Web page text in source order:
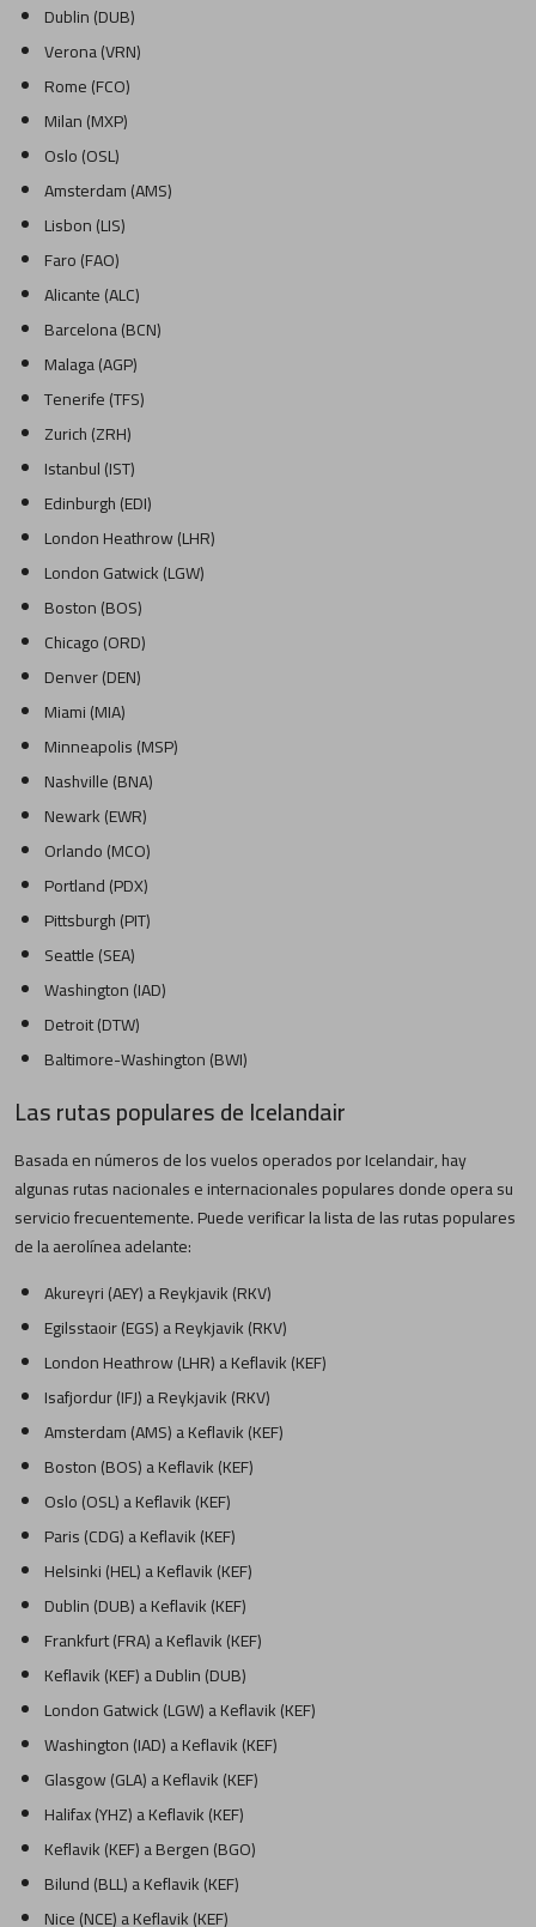
Dublin (DUB)
Verona (VRN)
Rome (FCO)
Milan (MXP)
Oslo (OSL)
Amsterdam (AMS)
Lisbon (LIS)
Faro (FAO)
Alicante (ALC)
Barcelona (BCN)
Malaga (AGP)
Tenerife (TFS)
Zurich (ZRH)
Istanbul (IST)
Edinburgh (EDI)
London Heathrow (LHR)
London Gatwick (LGW)
Boston (BOS)
Chicago (ORD)
Denver (DEN)
Miami (MIA)
Minneapolis (MSP)
Nashville (BNA)
Newark (EWR)
Orlando (MCO)
Portland (PDX)
Pittsburgh (PIT)
Seattle (SEA)
Washington (IAD)
Detroit (DTW)
Baltimore-Washington (BWI)
Las rutas populares de Icelandair
Basada en números de los vuelos operados por Icelandair, hay
algunas rutas nacionales e internacionales populares donde opera su
servicio frecuentemente. Puede verificar la lista de las rutas populares
de la aerolínea adelante:
Akureyri (AEY) a Reykjavik (RKV)
Egilsstaoir (EGS) a Reykjavik (RKV)
London Heathrow (LHR) a Keflavik (KEF)
Isafjordur (IFJ) a Reykjavik (RKV)
Amsterdam (AMS) a Keflavik (KEF)
Boston (BOS) a Keflavik (KEF)
Oslo (OSL) a Keflavik (KEF)
Paris (CDG) a Keflavik (KEF)
Helsinki (HEL) a Keflavik (KEF)
Dublin (DUB) a Keflavik (KEF)
Frankfurt (FRA) a Keflavik (KEF)
Keflavik (KEF) a Dublin (DUB)
London Gatwick (LGW) a Keflavik (KEF)
Washington (IAD) a Keflavik (KEF)
Glasgow (GLA) a Keflavik (KEF)
Halifax (YHZ) a Keflavik (KEF)
Keflavik (KEF) a Bergen (BGO)
Bilund (BLL) a Keflavik (KEF)
Nice (NCE) a Keflavik (KEF)